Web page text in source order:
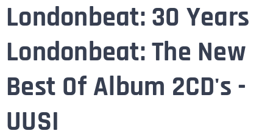
Londonbeat: 30 Years
Londonbeat: The New
Best Of Album 2CD's -
UUSI